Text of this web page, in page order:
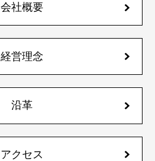
会社概要
経営理念
沿革
アクセス